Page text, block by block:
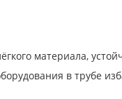
материала,
в трубе